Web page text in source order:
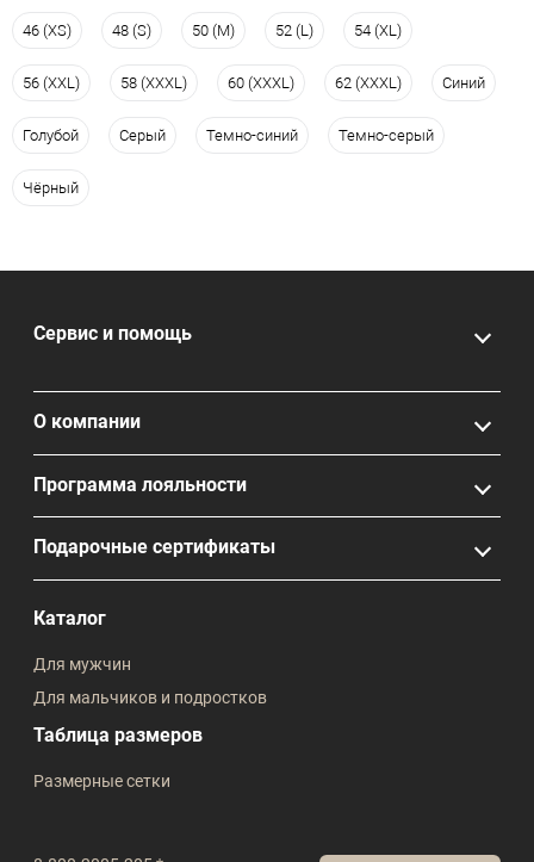
46 (XS) 48 (S) 50 (M) 52 (L) 54 (XL)
56 (XXL) 58 (XXXL) 60 (XXXL) 62 (XXXL) Синий
Голубой Серый Темно-синий Темно-серый
Чёрный
Сервис и помощь
О компании
Программа лояльности
Подарочные сертификаты
Каталог
Для мужчин
Для мальчиков и подростков
Таблица размеров
Размерные сетки